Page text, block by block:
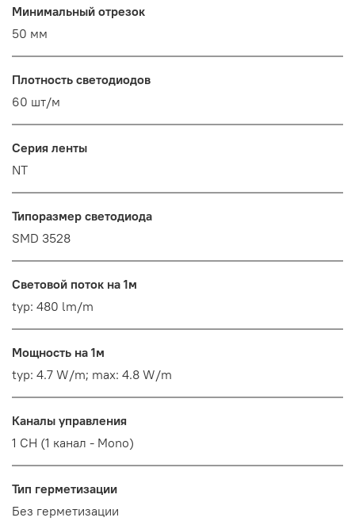
Минимальный отрезок
50 мм
Плотность светодиодов
60 шт/м
Серия ленты
NT
Типоразмер светодиода
SMD 3528
Световой поток на 1м
typ: 480 lm/m
Мощность на 1м
typ: 4.7 W/m; max: 4.8 W/m
Каналы управления
1 CH (1 канал - Mono)
Тип герметизации
Без герметизации